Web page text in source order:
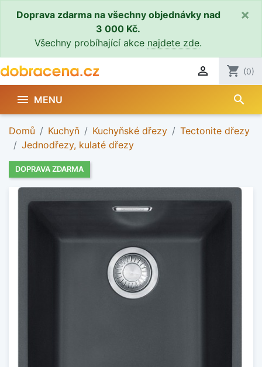
Doprava zdarma na všechny objednávky nad
3 000 Kč.
Všechny probíhající akce najdete zde.
×
 shopping_cart (0)
 MENU search
Domů Kuchyň Kuchyňské dřezy
Tectonite dřezy
Jednodřezy, kulaté dřezy
DOPRAVA ZDARMA